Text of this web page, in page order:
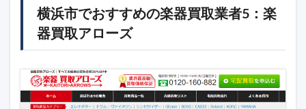
横浜市でおすすめの楽器買取業者5：楽
器買取アローズ